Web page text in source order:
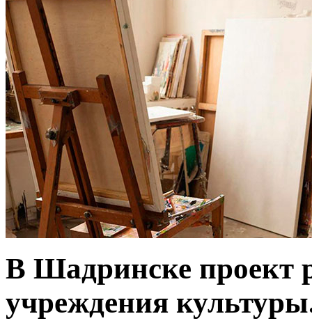
В Шадринске проект
учреждения